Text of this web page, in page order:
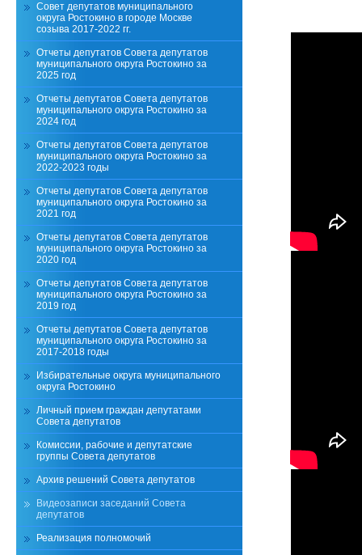
Совет депутатов муниципального
округа Ростокино в городе Москве
созыва 2017-2022 гг.
Отчеты депутатов Совета депутатов
муниципального округа Ростокино за
2025 год
Отчеты депутатов Совета депутатов
муниципального округа Ростокино за
2024 год
Отчеты депутатов Совета депутатов
муниципального округа Ростокино за
2022-2023 годы
Отчеты депутатов Совета депутатов
муниципального округа Ростокино за
2021 год
Отчеты депутатов Совета депутатов
муниципального округа Ростокино за
2020 год
Отчеты депутатов Совета депутатов
муниципального округа Ростокино за
2019 год
Отчеты депутатов Совета депутатов
муниципального округа Ростокино за
2017-2018 годы
Избирательные округа муниципального
округа Ростокино
Личный прием граждан депутатами
Совета депутатов
Комиссии, рабочие и депутатские
группы Совета депутатов
Архив решений Совета депутатов
Видеозаписи заседаний Совета
депутатов
Реализация полномочий